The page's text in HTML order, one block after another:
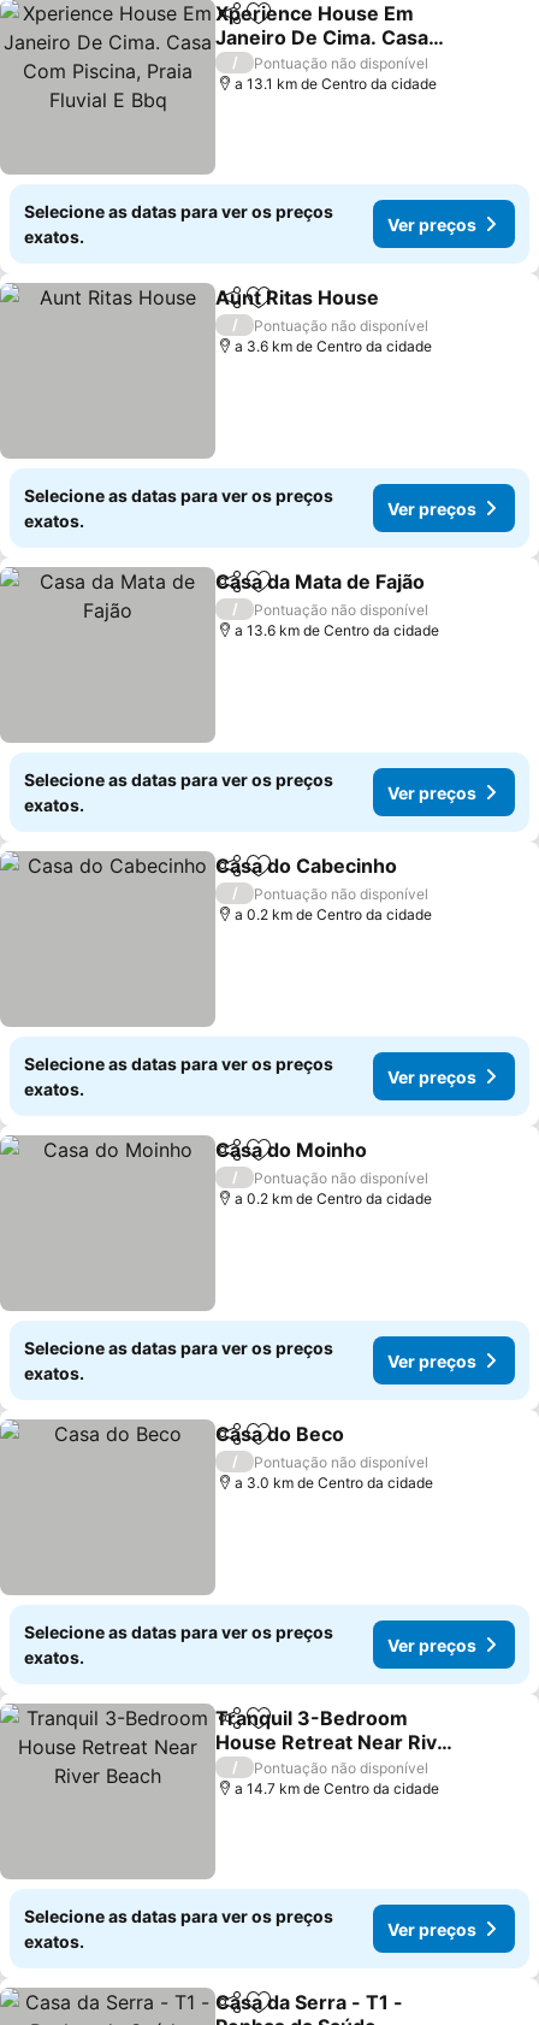
PartilharAdicionar aos favoritos
Xperience House Em
Janeiro De Cima. Casa
Com Piscina, Praia Fluvial
E Bbq
/
Pontuação não disponível
a 13.1 km de Centro da cidade
Selecione as datas para ver os preços
exatos.
Ver preços
PartilharAdicionar aos favoritos
Aunt Ritas House
/
Pontuação não disponível
a 3.6 km de Centro da cidade
Selecione as datas para ver os preços
exatos.
Ver preços
PartilharAdicionar aos favoritos
Casa da Mata de Fajão
/
Pontuação não disponível
a 13.6 km de Centro da cidade
Selecione as datas para ver os preços
exatos.
Ver preços
PartilharAdicionar aos favoritos
Casa do Cabecinho
/
Pontuação não disponível
a 0.2 km de Centro da cidade
Selecione as datas para ver os preços
exatos.
Ver preços
PartilharAdicionar aos favoritos
Casa do Moinho
/
Pontuação não disponível
a 0.2 km de Centro da cidade
Selecione as datas para ver os preços
exatos.
Ver preços
PartilharAdicionar aos favoritos
Casa do Beco
/
Pontuação não disponível
a 3.0 km de Centro da cidade
Selecione as datas para ver os preços
exatos.
Ver preços
PartilharAdicionar aos favoritos
Tranquil 3-Bedroom
House Retreat Near River
Beach
/
Pontuação não disponível
a 14.7 km de Centro da cidade
Selecione as datas para ver os preços
exatos.
Ver preços
PartilharAdicionar aos favoritos
Casa da Serra - T1 -